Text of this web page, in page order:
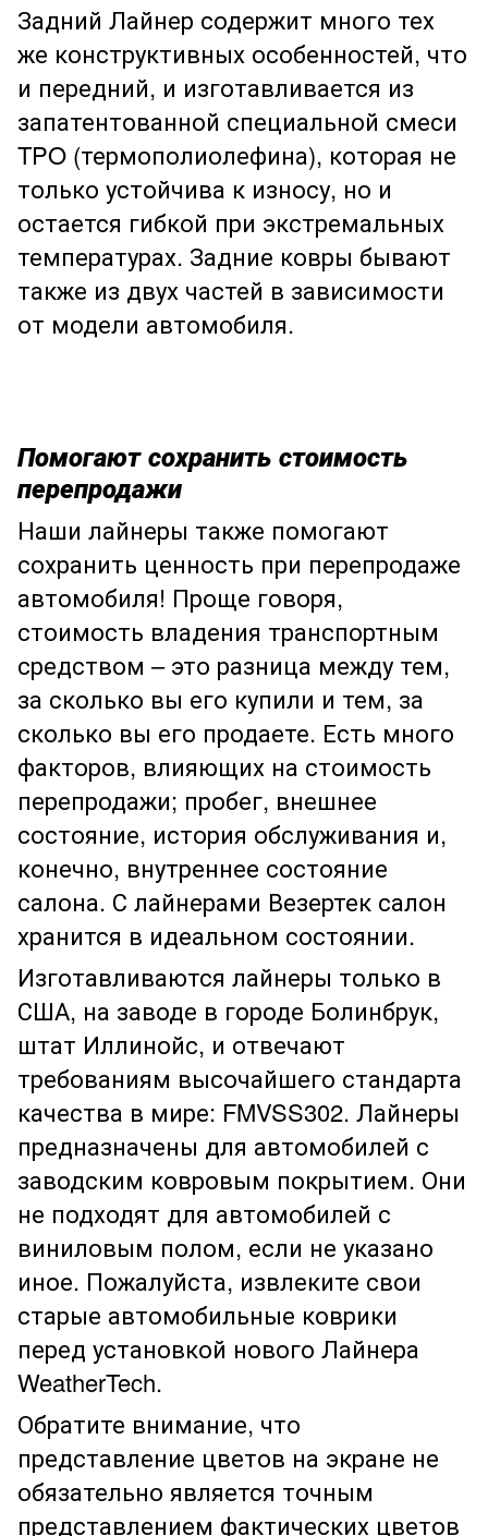
Задний Лайнер содержит много тех
же конструктивных особенностей, что
и передний, и изготавливается из
запатентованной специальной смеси
TPO (термополиолефина), которая не
только устойчива к износу, но и
остается гибкой при экстремальных
температурах. Задние ковры бывают
также из двух частей в зависимости
от модели автомобиля.
Помогают сохранить стоимость
перепродажи
Наши лайнеры также помогают
сохранить ценность при перепродаже
автомобиля! Проще говоря,
стоимость владения транспортным
средством – это разница между тем,
за сколько вы его купили и тем, за
сколько вы его продаете. Есть много
факторов, влияющих на стоимость
перепродажи; пробег, внешнее
состояние, история обслуживания и,
конечно, внутреннее состояние
салона. С лайнерами Везертек салон
хранится в идеальном состоянии.
Изготавливаются лайнеры только в
США, на заводе в городе Болинбрук,
штат Иллинойс, и отвечают
требованиям высочайшего стандарта
качества в мире: FMVSS302. Лайнеры
предназначены для автомобилей с
заводским ковровым покрытием. Они
не подходят для автомобилей с
виниловым полом, если не указано
иное. Пожалуйста, извлеките свои
старые автомобильные коврики
перед установкой нового Лайнера
WeatherTech.
Обратите внимание, что
представление цветов на экране не
обязательно является точным
представлением фактических цветов